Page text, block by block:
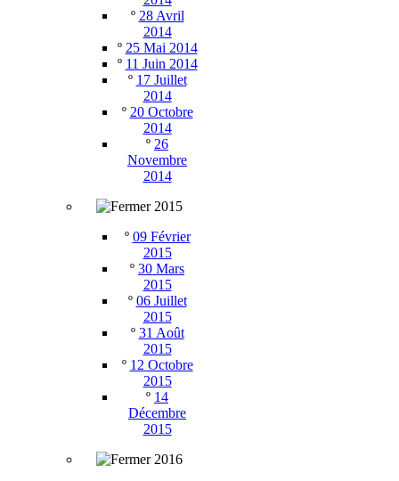
º 28 Avril
2014
º 25 Mai 2014
º 11 Juin 2014
º 17 Juillet
2014
º 20 Octobre
2014
º 26
Novembre
2014
2015
º 09 Février
2015
º 30 Mars
2015
º 06 Juillet
2015
º 31 Août
2015
º 12 Octobre
2015
º 14
Décembre
2015
2016